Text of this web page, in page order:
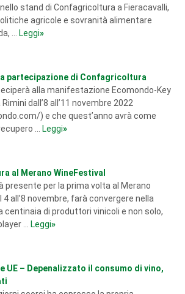
stand di Confagricoltura a Fieracavalli,
agricole e sovranità alimentare
...
Leggi»
partecipazione di Confagricoltura
alla manifestazione Ecomondo-Key
dall’8 all’11 novembre 2022
) e che quest’anno avrà come
...
Leggi»
al Merano WineFestival
presente per la prima volta al Merano
4 all’8 novembre, farà convergere nella
di produttori vinicoli e non solo,
...
Leggi»
UE – Depenalizzato il consumo di vino,